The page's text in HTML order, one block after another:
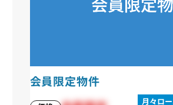
会員限定物件
月々ロ